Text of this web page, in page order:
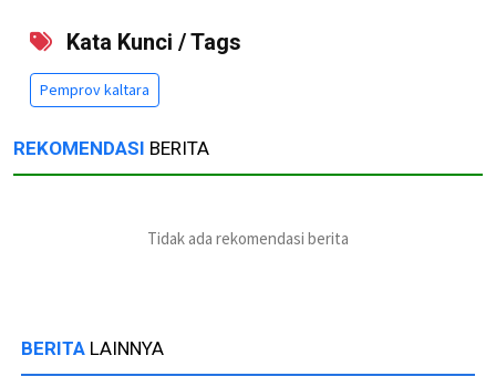
Kata Kunci / Tags
Pemprov kaltara
REKOMENDASI BERITA
Tidak ada rekomendasi berita
BERITA LAINNYA